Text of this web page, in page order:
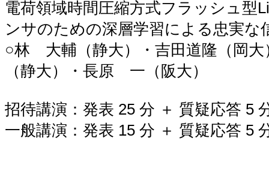
電荷領域時間圧縮方式フラッシュ型
ンサのための深層学習による忠実な
○林 大輔（静大）・吉田道隆（岡大
（静大）・長原 一（阪大）
招待講演：発表 25 分 ＋ 質疑応答 5
一般講演：発表 15 分 ＋ 質疑応答 5